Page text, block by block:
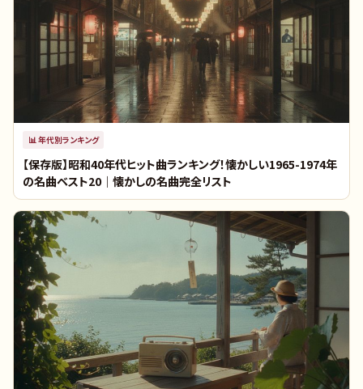
📊 年代別ランキング
【保存版】昭和40年代ヒット曲ランキング！懐かしい1965-1974年
の名曲ベスト20｜懐かしの名曲完全リスト